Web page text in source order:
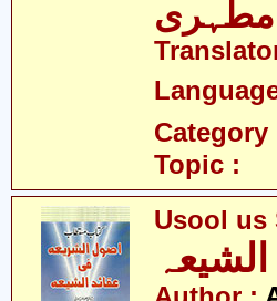
مطہری
Category
Topic :
Usool us